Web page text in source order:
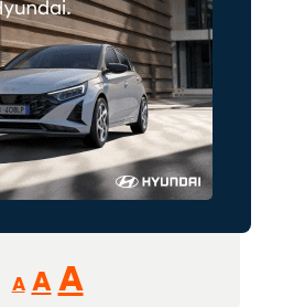
A
Reducir
tamaño
A Restablecer
AAumentar